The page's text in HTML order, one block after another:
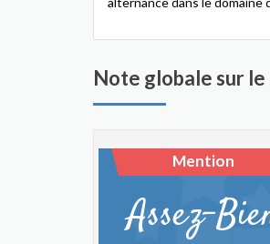
Note globale sur
Mention
Assez-